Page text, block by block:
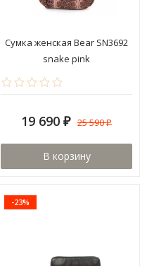
Сумка женская Bear SN3692
snake pink
19 690 ₽ 25 590₽
В корзину
-23%